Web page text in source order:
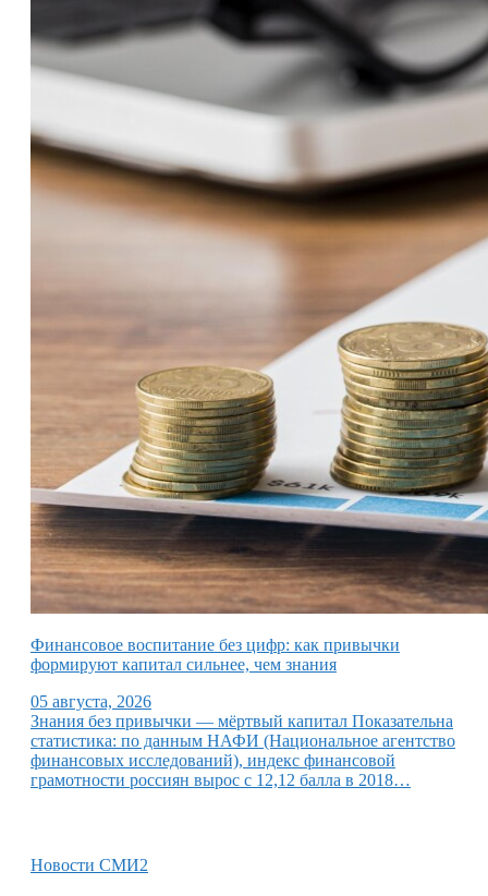
Финансовое воспитание без цифр: как привычки
формируют капитал сильнее, чем знания
05 августа, 2026
Знания без привычки — мёртвый капитал Показательна
статистика: по данным НАФИ (Национальное агентство
финансовых исследований), индекс финансовой
грамотности россиян вырос с 12,12 балла в 2018…
Новости СМИ2